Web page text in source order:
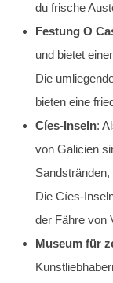
du frische
Festung O
und bietet
Die
bieten eine
Cíes-Inseln:
von Galicien
Die Cíes-
der Fähre von
Museum für